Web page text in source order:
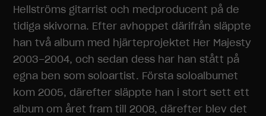
Hellströms gitarrist och medproducent på de
tidiga skivorna. Efter avhoppet därifrån släppte
han två album med hjärteprojektet Her Majesty
2003–2004, och sedan dess har han stått på
egna ben som soloartist. Första soloalbumet
kom 2005, därefter släppte han i stort sett ett
album om året fram till 2008, därefter blev det